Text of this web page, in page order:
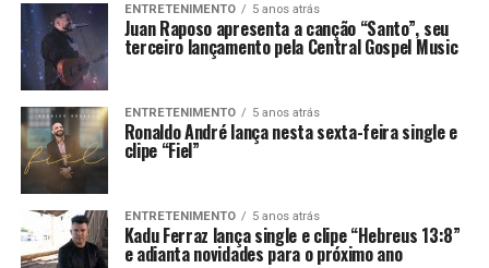
EXPEDIENTE
FINALIZAR COMPRA
HOME
LANÇAMENTOS
ENTRETENIMENTO 5 anos atrás
Juan Raposo apresenta a canção “Santo”, seu
terceiro lançamento pela Central Gospel Music
ENTRETENIMENTO 5 anos atrás
Ronaldo André lança nesta sexta-feira single e
clipe “Fiel”
ENTRETENIMENTO 5 anos atrás
Kadu Ferraz lança single e clipe “Hebreus 13:8”
e adianta novidades para o próximo ano